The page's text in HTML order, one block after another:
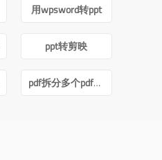
用wpsword转ppt
ppt转剪映
pdf拆分多个pdf免费